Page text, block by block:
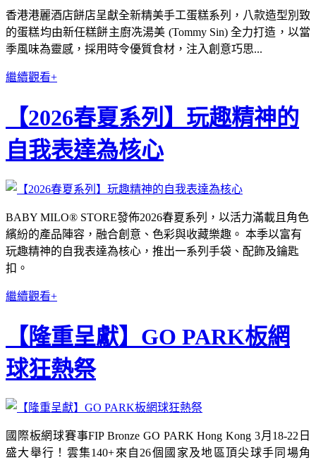
香港港麗酒店餅店呈獻全新精美手工蛋糕系列，八款造型別致
的蛋糕均由新任糕餅主廚冼湯美 (Tommy Sin) 全力打造，以當
季風味為靈感，採用時令優質食材，注入創意巧思...
繼續觀看+
【2026春夏系列】玩趣精神的
自我表達為核心
BABY MILO® STORE發佈2026春夏系列，以活力滿載且角色
繽紛的產品陣容，融合創意、色彩與收藏樂趣。 本季以富有
玩趣精神的自我表達為核心，推出一系列手袋、配飾及鑰匙
扣。
繼續觀看+
【隆重呈獻】GO PARK板網
球狂熱祭
國際板網球賽事FIP Bronze GO PARK Hong Kong 3月18-22日
盛大舉行！雲集140+來自26個國家及地區頂尖球手同場角